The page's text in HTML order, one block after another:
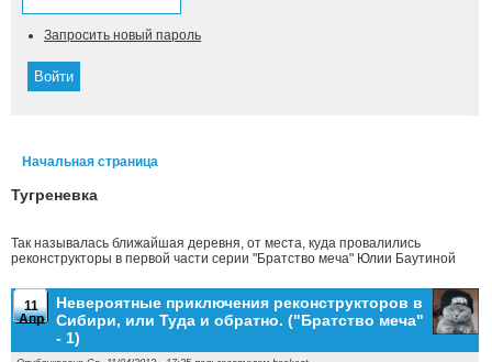
Запросить новый пароль
Начальная страница
Тугреневка
Так называлась ближайшая деревня, от места, куда провалились
реконструкторы в первой части серии "Братство меча" Юлии Баутиной
11
Апр
Невероятные приключения реконструкторов в
Сибири, или Туда и обратно. ("Братство меча"
- 1)